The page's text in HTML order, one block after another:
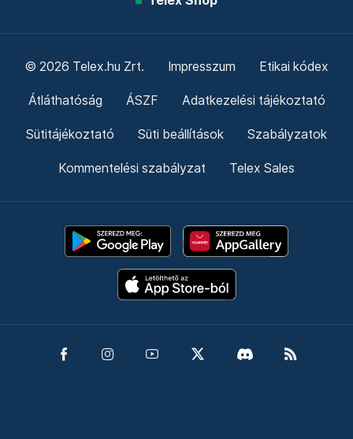
© 2026 Telex.hu Zrt. Impresszum Etikai kódex
Átláthatóság ÁSZF Adatkezelési tájékoztató
Sütitájékoztató Süti beállítások Szabályzatok
Kommentelési szabályzat Telex Sales